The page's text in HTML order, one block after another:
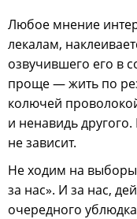
Любое мнение
лекалам,
озвучившего его в
проще — жить по
колючей
и ненавидь
не зависит.
Не ходим на
за нас». И за нас,
очередного